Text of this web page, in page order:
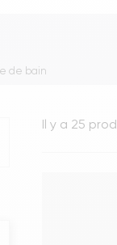
fixes 2 et 3 places
convertibles
de bain
Il y a 25